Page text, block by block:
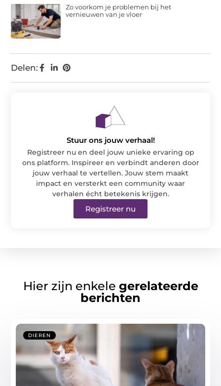
Delen:
Zo voorkom je problemen bij het
vernieuwen van je vloer
Stuur ons jouw verhaal!
Registreer nu en deel jouw unieke ervaring op
ons platform. Inspireer en verbindt anderen door
jouw verhaal te vertellen. Jouw stem maakt
impact en versterkt een community waar
verhalen écht betekenis krijgen.
Registreer nu
Hier zijn enkele gerelateerde
berichten
DIEREN